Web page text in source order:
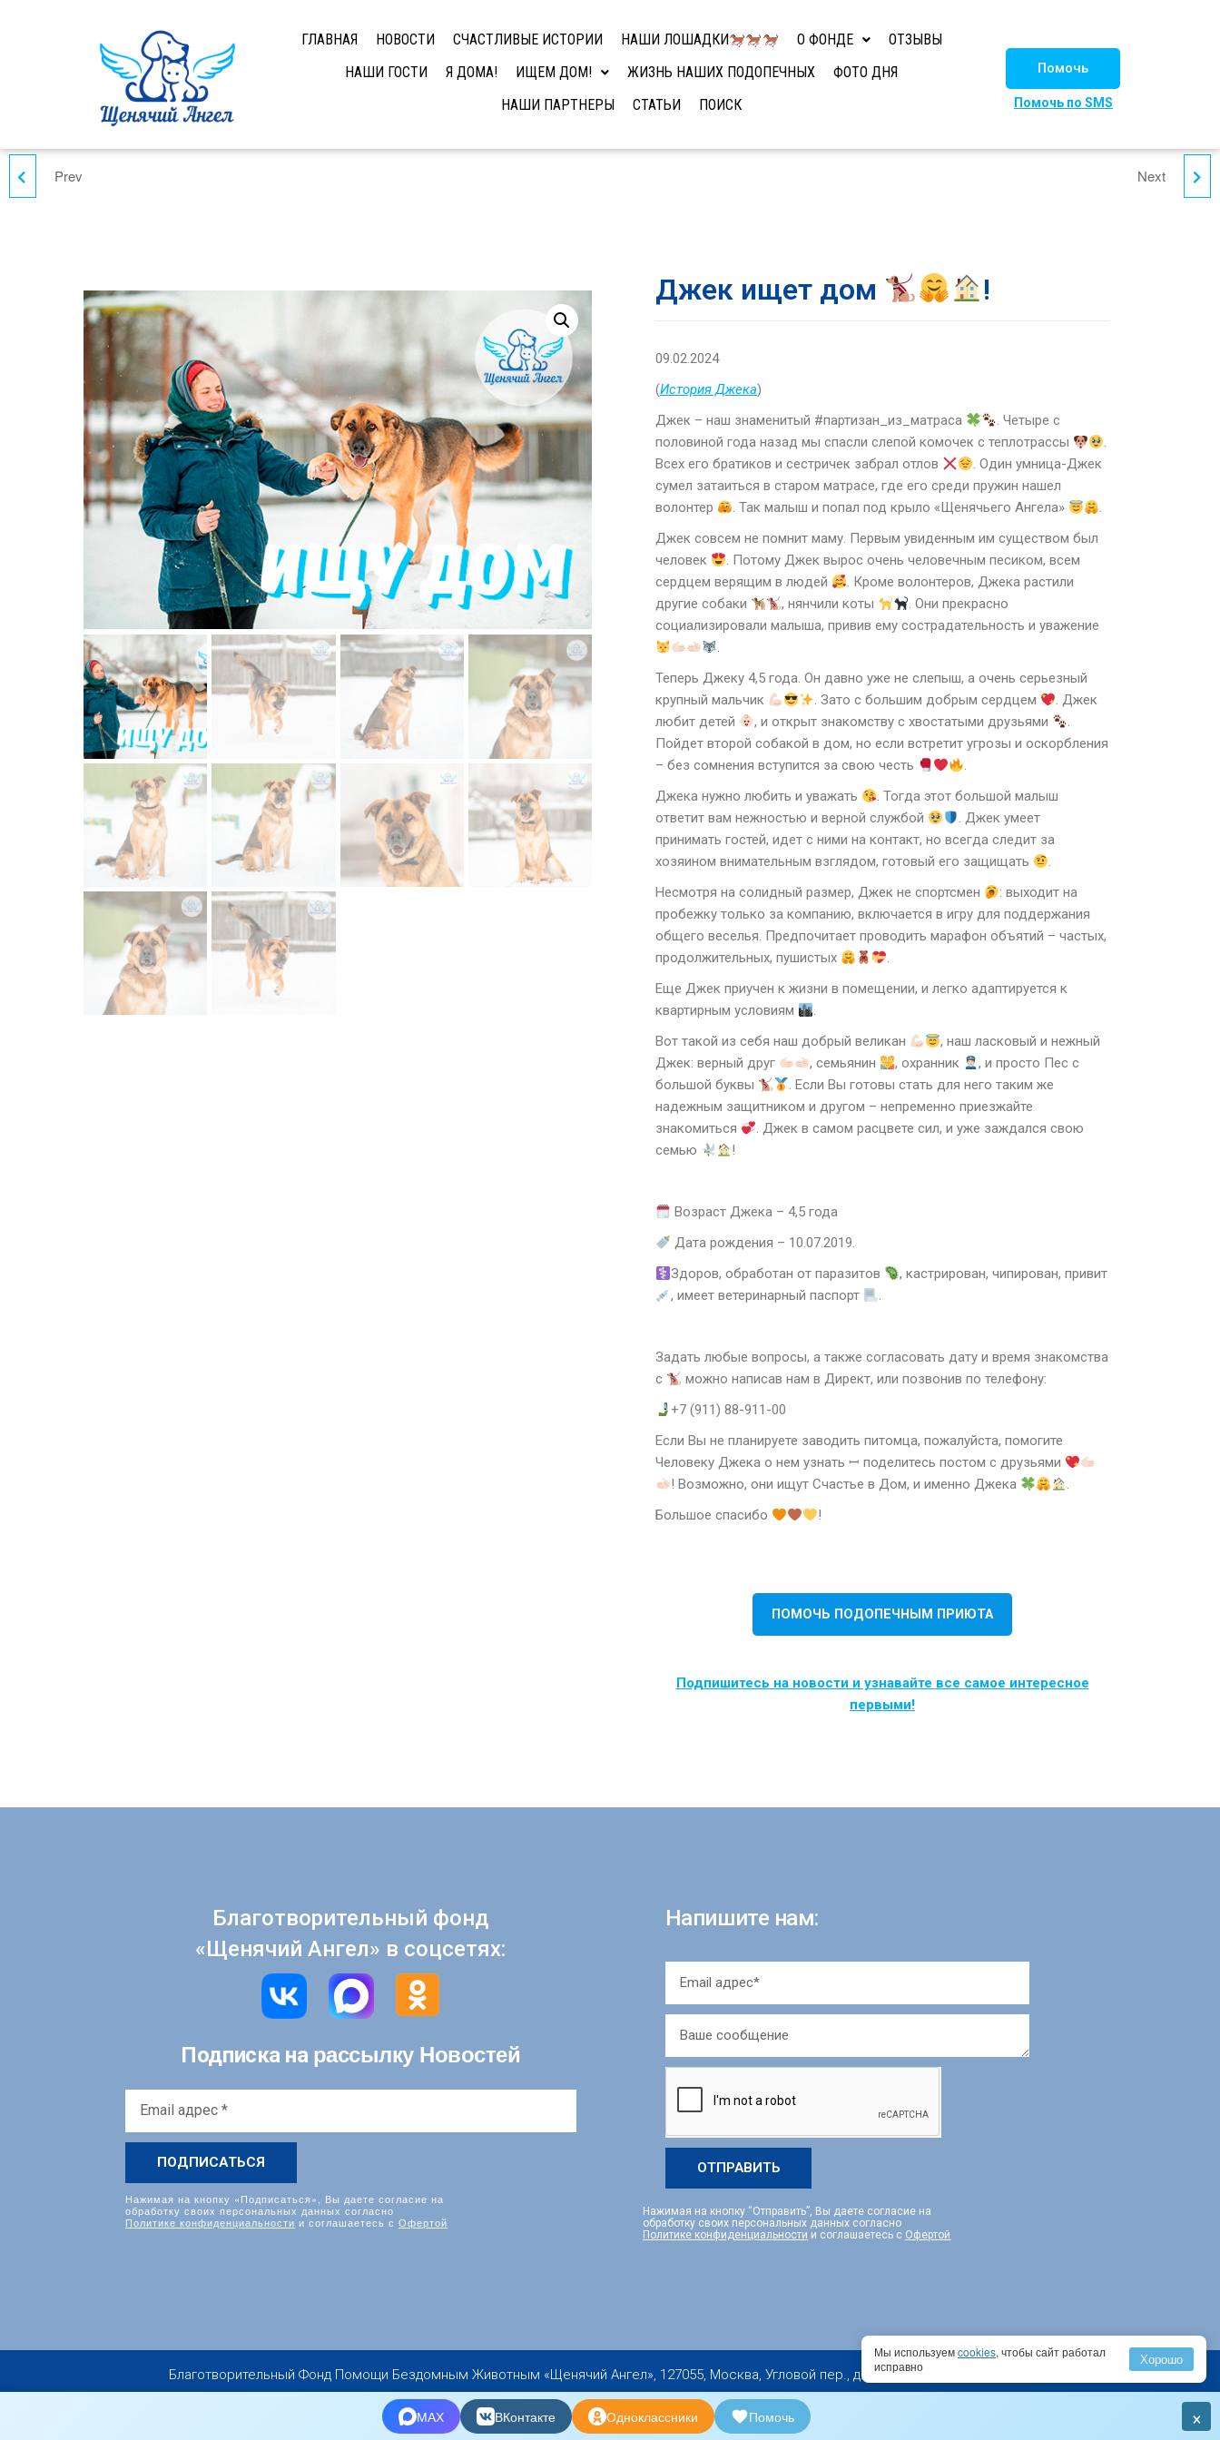
ГЛАВНАЯ НОВОСТИ СЧАСТЛИВЫЕ ИСТОРИИ НАШИ ЛОШАДКИ О ФОНДЕ
ОТЗЫВЫ
НАШИ ГОСТИ
Я ДОМА! ИЩЕМ ДОМ! ЖИЗНЬ НАШИХ ПОДОПЕЧНЫХ
ФОТО ДНЯ
НАШИ ПАРТНЕРЫ
СТАТЬИ ПОИСК
Помочь
Помочь по SMS
ЛАКИ ИЩЕТ ДОМ ‍
Prev ШПУНТИК ИЩЕТ ДОМ
Next
Джек ищет дом !
09.02.2024
(История Джека)
Джек – наш знаменитый #партизан_из_матраса
. Четыре с
половиной года назад мы спасли слепой комочек с теплотрассы
.
Всех его братиков и сестричек забрал отлов
. Один умница-Джек
сумел затаиться в старом матрасе, где его среди пружин нашел
волонтер
. Так малыш и попал под крыло «Щенячьего Ангела»
.
Джек совсем не помнит маму. Первым увиденным им существом был
человек
. Потому Джек вырос очень человечным песиком, всем
сердцем верящим в людей
. Кроме волонтеров, Джека растили
другие собаки
, нянчили коты
. Они прекрасно
социализировали малыша, привив ему сострадательность и уважение
.
Теперь Джеку 4,5 года. Он давно уже не слепыш, а очень серьезный
крупный мальчик
. Зато с большим добрым сердцем
. Джек
любит детей
, и открыт знакомству с хвостатыми друзьями
.
Пойдет второй собакой в дом, но если встретит угрозы и оскорбления
– без сомнения вступится за свою честь
.
Джека нужно любить и уважать
. Тогда этот большой малыш
ответит вам нежностью и верной службой
. Джек умеет
принимать гостей, идет с ними на контакт, но всегда следит за
хозяином внимательным взглядом, готовый его защищать
.
Несмотря на солидный размер, Джек не спортсмен
: выходит на
пробежку только за компанию, включается в игру для поддержания
общего веселья. Предпочитает проводить марафон объятий – частых,
продолжительных, пушистых
.
Еще Джек приучен к жизни в помещении, и легко адаптируется к
квартирным условиям
.
Вот такой из себя наш добрый великан
, наш ласковый и нежный
Джек: верный друг
, семьянин , охранник
, и просто Пес с
большой буквы
. Если Вы готовы стать для него таким же
надежным защитником и другом – непременно приезжайте
знакомиться
. Джек в самом расцвете сил, и уже заждался свою
семью
!
Возраст Джека – 4,5 года
Дата рождения – 10.07.2019.
Здоров, обработан от паразитов
, кастрирован, чипирован, привит
, имеет ветеринарный паспорт
.
Задать любые вопросы, а также согласовать дату и время знакомства
с
можно написав нам в Директ, или позвонив по телефону:
+7 (911) 88-911-00
Если Вы не планируете заводить питомца, пожалуйста, помогите
Человеку Джека о нем узнать ꟷ поделитесь постом с друзьями
! Возможно, они ищут Счастье в Дом, и именно Джека
.
Большое спасибо
!
ПОМОЧЬ ПОДОПЕЧНЫМ ПРИЮТА
Подпишитесь на новости и узнавайте все самое интересное
первыми!
Благотворительный фонд
«Щенячий Ангел» в соцсетях:
Подписка на рассылку Новостей
Email
адрес
*
Нажимая на кнопку «Подписаться», Вы даете согласие на
обработку своих персональных данных согласно
Политике конфиденциальности и соглашаетесь с Офертой
Напишите нам:
ОТПРАВИТЬ
Нажимая на кнопку “Отправить”, Вы даете согласие на
обработку своих персональных данных согласно
Политике конфиденциальности и соглашаетесь с Офертой
Благотворительный Фонд Помощи Бездомным Животным «Щенячий Ангел», 127055, Москва, Угловой пер., д. 2, эт. 10, пом I, комн. 1, PM 2А
Copyright 2019-2026 © All rights Reserved
Мы используемcookies, чтобы сайт работал
исправно
Хорошо
МАХ ВКонтакте Одноклассники Помочь ×